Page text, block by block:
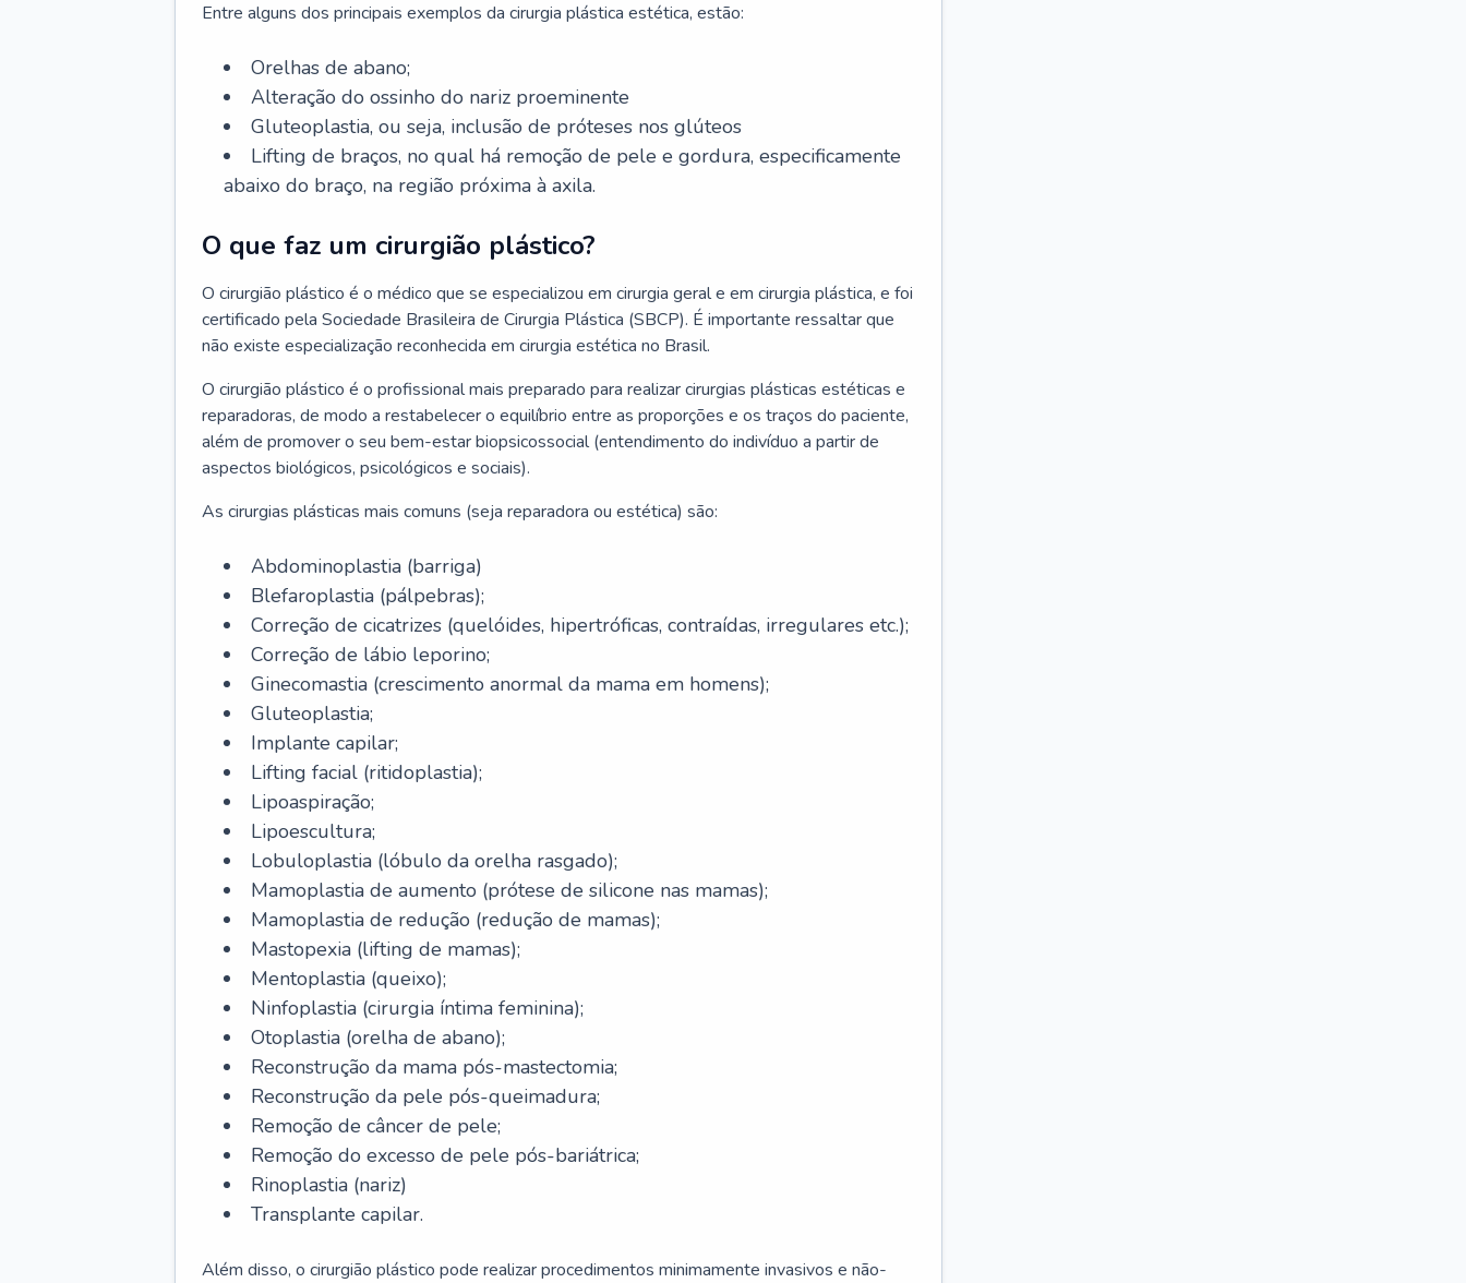
Entre alguns dos principais exemplos da cirurgia plástica estética, estão:
Orelhas de abano;
Alteração do ossinho do nariz proeminente
Gluteoplastia, ou seja, inclusão de próteses nos glúteos
Lifting de braços, no qual há remoção de pele e gordura, especificamente
abaixo do braço, na região próxima à axila.
O que faz um cirurgião plástico?
O cirurgião plástico é o médico que se especializou em cirurgia geral e em cirurgia plástica, e foi
certificado pela Sociedade Brasileira de Cirurgia Plástica (SBCP). É importante ressaltar que
não existe especialização reconhecida em cirurgia estética no Brasil.
O cirurgião plástico é o profissional mais preparado para realizar cirurgias plásticas estéticas e
reparadoras, de modo a restabelecer o equilíbrio entre as proporções e os traços do paciente,
além de promover o seu bem-estar biopsicossocial (entendimento do indivíduo a partir de
aspectos biológicos, psicológicos e sociais).
As cirurgias plásticas mais comuns (seja reparadora ou estética) são:
Abdominoplastia (barriga)
Blefaroplastia (pálpebras);
Correção de cicatrizes (quelóides, hipertróficas, contraídas, irregulares etc.);
Correção de lábio leporino;
Ginecomastia (crescimento anormal da mama em homens);
Gluteoplastia;
Implante capilar;
Lifting facial (ritidoplastia);
Lipoaspiração;
Lipoescultura;
Lobuloplastia (lóbulo da orelha rasgado);
Mamoplastia de aumento (prótese de silicone nas mamas);
Mamoplastia de redução (redução de mamas);
Mastopexia (lifting de mamas);
Mentoplastia (queixo);
Ninfoplastia (cirurgia íntima feminina);
Otoplastia (orelha de abano);
Reconstrução da mama pós-mastectomia;
Reconstrução da pele pós-queimadura;
Remoção de câncer de pele;
Remoção do excesso de pele pós-bariátrica;
Rinoplastia (nariz)
Transplante capilar.
Além disso, o cirurgião plástico pode realizar procedimentos minimamente invasivos e não-